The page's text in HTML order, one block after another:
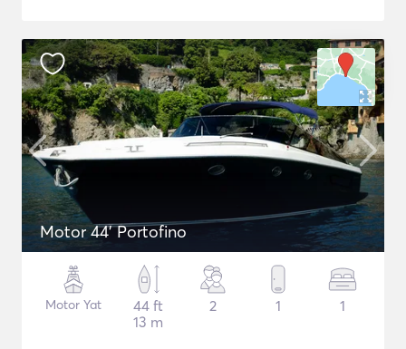
Motor 44' Portofino
Motor Yat
44 ft
13 m
2 1 1